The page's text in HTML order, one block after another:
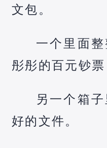
文包。
一个里面
彤彤的百元钞票
另一个箱
好的文件。